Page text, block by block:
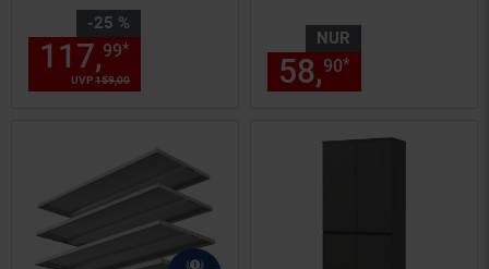
Werkbänke, 15
belastbare,
höhenverstellbare MDF-
Böden,
Montage im Stecksystem
-25 %
Sie Sparen 25 Prozent,
UVP159,00
117,99* Aktueller Preis: 117,
Aufbewahrungsschrank
mit 3 Fächer - Dilos
NUR
58,90*